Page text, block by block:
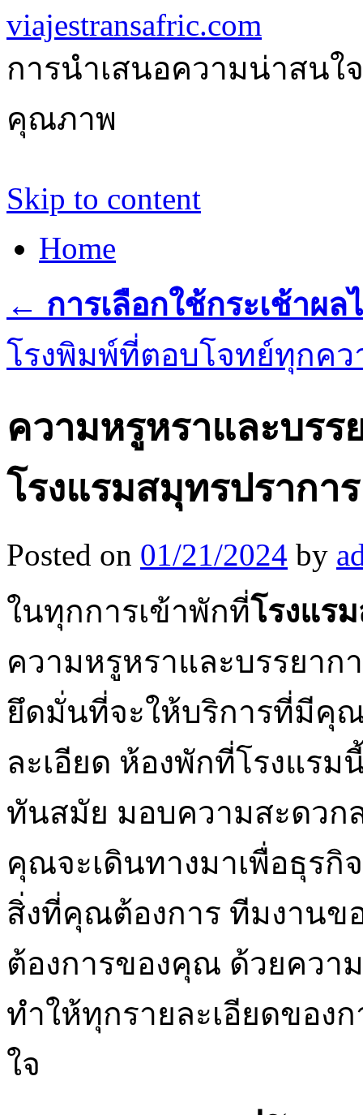
viajestransafric.com
การนำเสนอความน่าสนใ
คุณภาพ
Skip to content
Home
← การเลือกใช้กระเช้าผ
โรงพิมพ์ที่ตอบโจทย์ทุกค
ความหรูหราและบร
โรงแรมสมุทรปราการ
Posted on 01/21/2024 by
ในทุกการเข้าพักที่โรงแร
ความหรูหราและบรรยาก
ยึดมั่นที่จะให้บริการที่มีคุ
ละเอียด ห้องพักที่โรงแร
ทันสมัย มอบความสะดวก
คุณจะเดินทางมาเพื่อธุรกิ
สิ่งที่คุณต้องการ ทีมงานข
ต้องการของคุณ ด้วยความ
ทำให้ทุกรายละเอียดของ
ใจ